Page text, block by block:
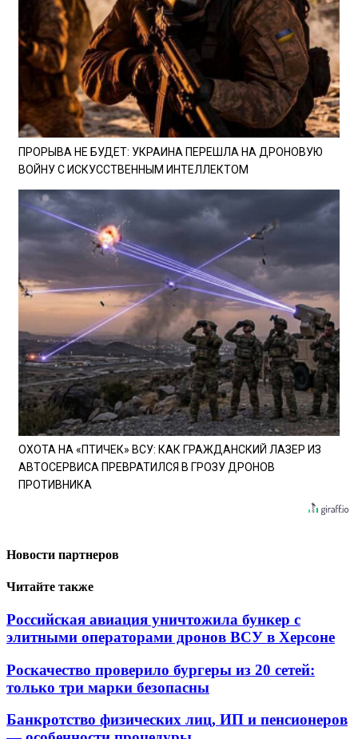
ПРОРЫВА НЕ БУДЕТ: УКРАИНА ПЕРЕШЛА НА ДРОНОВУЮ
ВОЙНУ С ИСКУССТВЕННЫМ ИНТЕЛЛЕКТОМ
ОХОТА НА «ПТИЧЕК» ВСУ: КАК ГРАЖДАНСКИЙ ЛАЗЕР ИЗ
АВТОСЕРВИСА ПРЕВРАТИЛСЯ В ГРОЗУ ДРОНОВ
ПРОТИВНИКА
Новости партнеров
Читайте также
Российская авиация уничтожила бункер с
элитными операторами дронов ВСУ в Херсоне
Роскачество проверило бургеры из 20 сетей:
только три марки безопасны
Банкротство физических лиц, ИП и пенсионеров